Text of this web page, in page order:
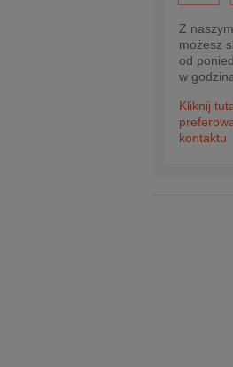
Z
możesz
od
w
Kliknij
kontaktu